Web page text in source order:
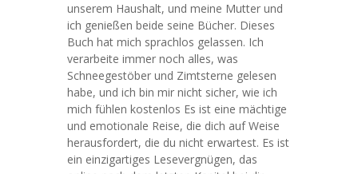
unserem Haushalt, und meine Mutter und
ich genießen beide seine Bücher. Dieses
Buch hat mich sprachlos gelassen. Ich
verarbeite immer noch alles, was
Schneegestöber und Zimtsterne gelesen
habe, und ich bin mir nicht sicher, wie ich
mich fühlen kostenlos Es ist eine mächtige
und emotionale Reise, die dich auf Weise
herausfordert, die du nicht erwartest. Es ist
ein einzigartiges Lesevergnügen, das